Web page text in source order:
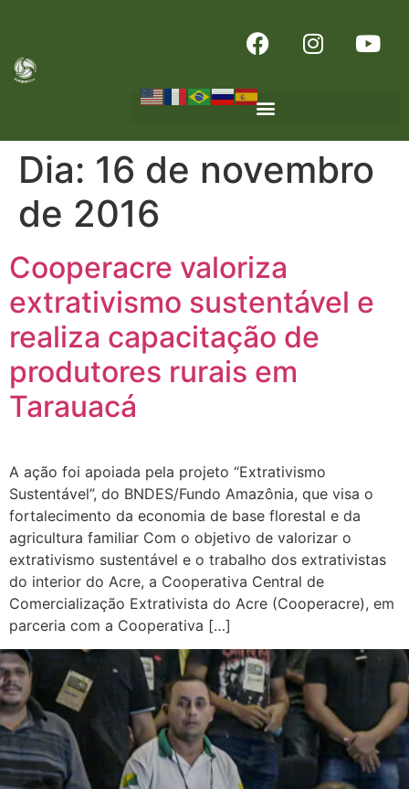
Dia: 16 de novembro
de 2016
Cooperacre valoriza
extrativismo sustentável e
realiza capacitação de
produtores rurais em
Tarauacá
A ação foi apoiada pela projeto “Extrativismo
Sustentável”, do BNDES/Fundo Amazônia, que visa o
fortalecimento da economia de base florestal e da
agricultura familiar Com o objetivo de valorizar o
extrativismo sustentável e o trabalho dos extrativistas
do interior do Acre, a Cooperativa Central de
Comercialização Extrativista do Acre (Cooperacre), em
parceria com a Cooperativa […]